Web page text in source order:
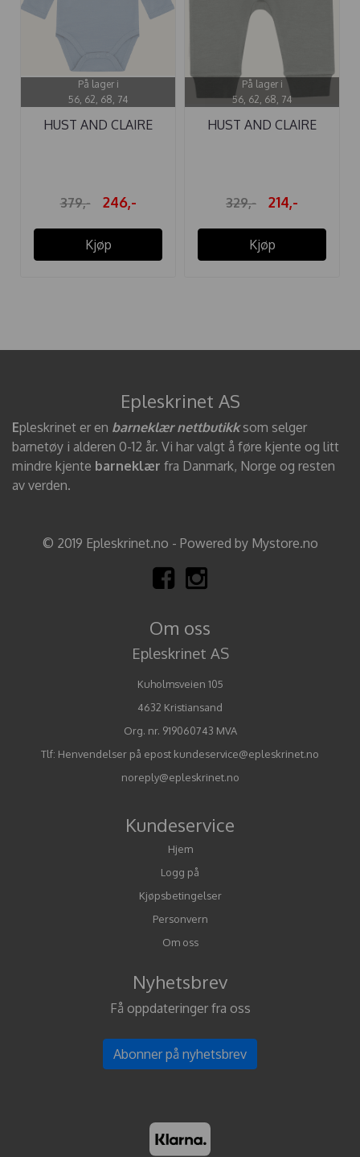
På lager i
56, 62, 68, 74
HUST AND CLAIRE
379,- 246,-
Kjøp
På lager i
56, 62, 68, 74
HUST AND CLAIRE
329,- 214,-
Kjøp
Epleskrinet AS
Epleskrinet er en barneklær nettbutikksom selger
barnetøy i alderen 0-12 år. Vi har valgt å føre kjente og litt
mindre kjente barneklær fra Danmark, Norge og resten
av verden.
© 2019 Epleskrinet.no - Powered by Mystore.no
Om oss
Epleskrinet AS
Kuholmsveien 105
4632 Kristiansand
Org. nr. 919060743 MVA
Tlf: Henvendelser på epost kundeservice@epleskrinet.no
noreply@epleskrinet.no
Kundeservice
Hjem
Logg på
Kjøpsbetingelser
Personvern
Om oss
Nyhetsbrev
Få oppdateringer fra oss
Abonner på nyhetsbrev